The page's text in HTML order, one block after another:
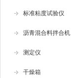
标准粘度试验仪
沥青混合料拌合机
测定仪
干燥箱